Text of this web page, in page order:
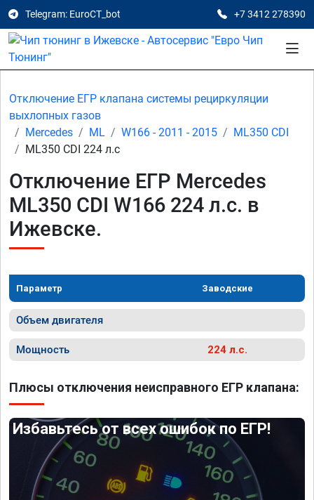
Telegram: EuroCT_bot +7 3412 278390
Отключение ЕГР клапана системы рециркуляции
выхлопных газов
Mercedes
ML W166 - 2011 - 2015
ML350 CDI
ML350 CDI 224 л.с
Отключение ЕГР Mercedes
ML350 CDI W166 224 л.с. в
Ижевске.
Параметр Заводские
Объем двигателя
Мощность 224 л.с.
Плюсы отключения неисправного ЕГР клапана:
Избавьтесь от всех ошибок по ЕГР!